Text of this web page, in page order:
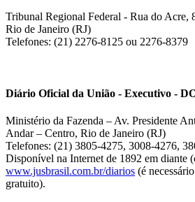
Tribunal Regional Federal - Rua do Acre,
Rio de Janeiro (RJ)
Telefones: (21) 2276-8125 ou 2276-8379
Diário Oficial da União - Executivo -
Ministério da Fazenda – Av. Presidente
Andar – Centro, Rio de Janeiro (RJ)
Telefones: (21) 3805-4275, 3008-4276,
Disponível na Internet de 1892 em diante
www.jusbrasil.com.br/diarios (é
gratuito).